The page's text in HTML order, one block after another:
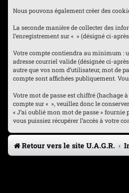
Nous pouvons également créer des
La seconde manière de collecter des
l’enregistrement sur « » (désigné ci-
Votre compte contiendra au minimum :
adresse courriel valide (désignée ci-
autre que vos nom d’utilisateur, mot de
compte sont affichées publiquement.
Votre mot de passe est chiffré (hachage
compte sur « », veuillez donc le
« J’ai oublié mon mot de passe »
vous puissiez récupérer l’accès à votre
Retour vers le site U.A.G.R.